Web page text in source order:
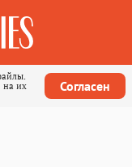
на их
Согласен